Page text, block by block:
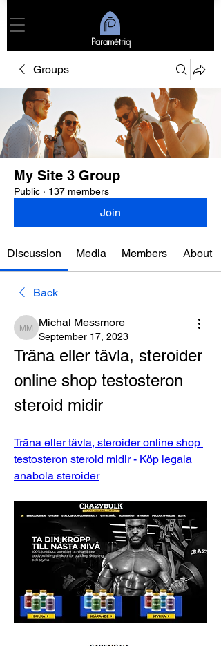
Paramétriq
Groups
My Site 3 Group
Public · 137 members
Join
Discussion Media Members About
Back
Michal Messmore
Michal Messmore
September 17, 2023
Träna eller tävla, steroider
online shop testosteron
steroid midir
Träna eller tävla, steroider online shop
testosteron steroid midir - Köp legala
anabola steroider